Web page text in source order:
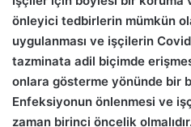
önleyici tedbirlerin mümkün
uygulanması ve işçilerin
tazminata adil biçimde
onlara gösterme yönünde bir
Enfeksiyonun önlenmesi ve
zaman birinci öncelik